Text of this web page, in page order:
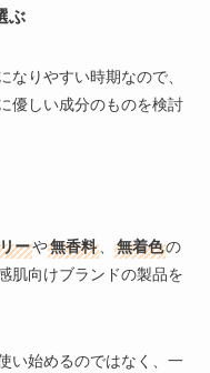
ぶ
りやすい時期なので、
優しい成分のものを検討
ーや無香料、 無着色の
肌向けブランドの製品を
始めるのではなく、 一